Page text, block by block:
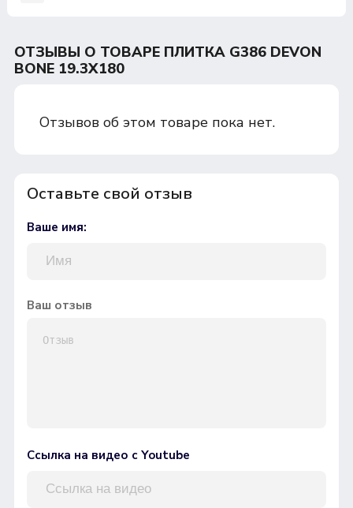
ОТЗЫВЫ О ТОВАРЕ ПЛИТКА G386 DEVON
BONE 19.3X180
Отзывов об этом товаре пока нет.
Оставьте свой отзыв
Ваше имя:
Ваш отзыв
Ссылка на видео с Youtube